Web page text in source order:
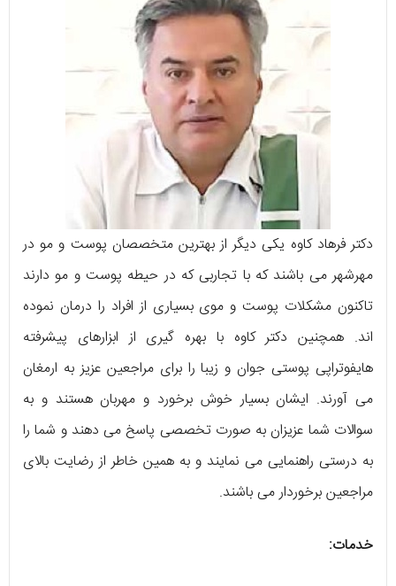
دکتر فرهاد کاوه یکی دیگر از بهترین متخصصان پوست و مو در
مهرشهر می باشند که با تجاربی که در حیطه پوست و مو دارند
تاکنون مشکلات پوست و موی بسیاری از افراد را درمان نموده
اند. همچنین دکتر کاوه با بهره گیری از ابزارهای پیشرفته
هایفوتراپی پوستی جوان و زیبا را برای مراجعین عزیز به ارمغان
می آورند. ایشان بسیار خوش برخورد و مهربان هستند و به
سوالات شما عزیزان به صورت تخصصی پاسخ می دهند و شما را
به درستی راهنمایی می نمایند و به همین خاطر از رضایت بالای
مراجعین برخوردار می باشند.
خدمات: